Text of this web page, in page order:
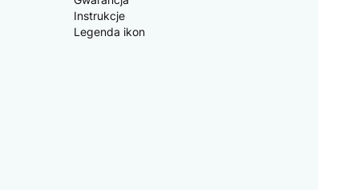
Instrukcje
Legenda ikon